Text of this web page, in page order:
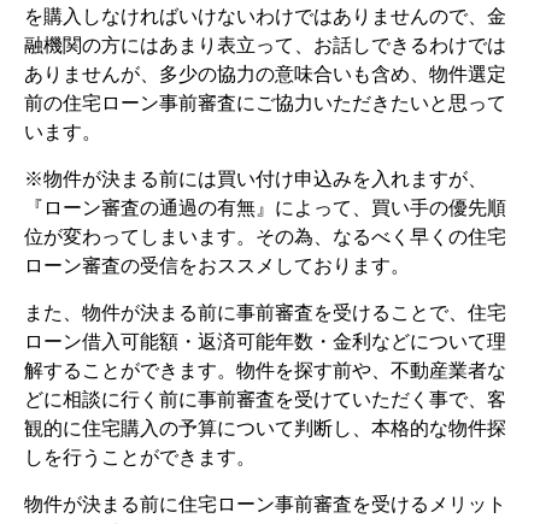
を購入しなければいけないわけではありませんので、金
融機関の方にはあまり表立って、お話しできるわけでは
ありませんが、多少の協力の意味合いも含め、物件選定
前の住宅ローン事前審査にご協力いただきたいと思って
います。
※物件が決まる前には買い付け申込みを入れますが、
『ローン審査の通過の有無』によって、買い手の優先順
位が変わってしまいます。その為、なるべく早くの住宅
ローン審査の受信をおススメしております。
また、物件が決まる前に事前審査を受けることで、住宅
ローン借入可能額・返済可能年数・金利などについて理
解することができます。物件を探す前や、不動産業者な
どに相談に行く前に事前審査を受けていただく事で、客
観的に住宅購入の予算について判断し、本格的な物件探
しを行うことができます。
物件が決まる前に住宅ローン事前審査を受けるメリット